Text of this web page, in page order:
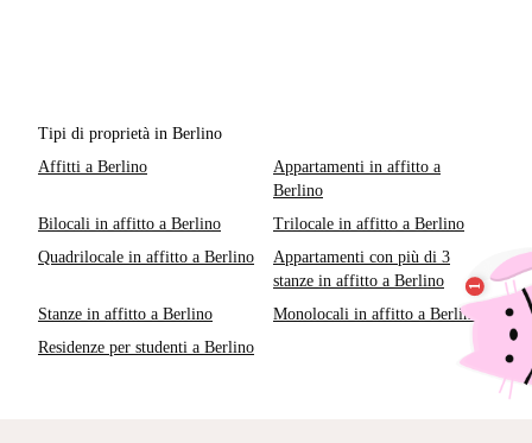
Tipi di proprietà in Berlino
Affitti a Berlino
Appartamenti in affitto a
Berlino
Bilocali in affitto a Berlino
Trilocale in affitto a Berlino
Quadrilocale in affitto a Berlino
Appartamenti con più di 3
stanze in affitto a Berlino
Stanze in affitto a Berlino
Monolocali in affitto a Berlino
Residenze per studenti a Berlino